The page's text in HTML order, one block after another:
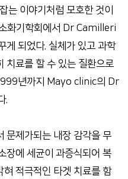
는 이야기처럼 모호한 것이
화기학회에서 Dr Camilleri
게 되었다. 실체가 있고 과학
치료를 할 수 있는 질환으로
년까지 Mayo clinic의 Dr
.
문제가되는 내장 감각을 무
장에 세균이 과증식되어 복
혀 적극적인 타겟 치료를 함